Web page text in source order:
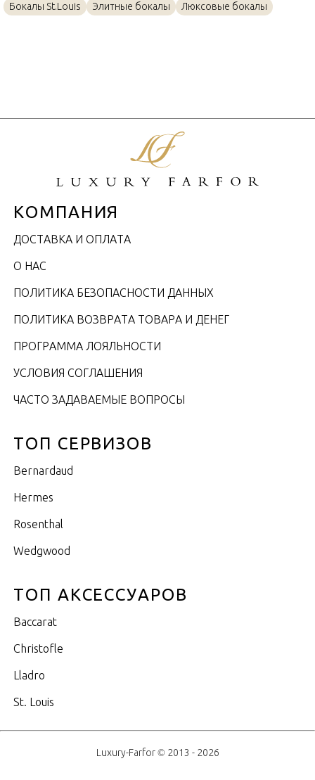
Материал
Хрусталь
Бокалы St.Louis Элитные бокалы Люксовые бокалы
КОМПАНИЯ
ДОСТАВКА И ОПЛАТА
О НАС
ПОЛИТИКА БЕЗОПАСНОСТИ ДАННЫХ
ПОЛИТИКА ВОЗВРАТА ТОВАРА И ДЕНЕГ
ПРОГРАММА ЛОЯЛЬНОСТИ
УСЛОВИЯ СОГЛАШЕНИЯ
ЧАСТО ЗАДАВАЕМЫЕ ВОПРОСЫ
ТОП СЕРВИЗОВ
Bernardaud
Hermes
Rosenthal
Wedgwood
ТОП АКСЕССУАРОВ
Baccarat
Christofle
Lladro
St. Louis
Luxury-Farfor © 2013 - 2026